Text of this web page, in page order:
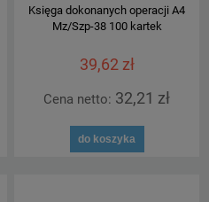
Księga dokonanych operacji A4
Mz/Szp-38 100 kartek
39,62 zł
Cena netto: 32,21 zł
do koszyka